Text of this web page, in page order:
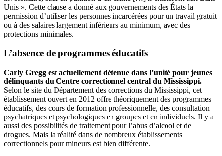
Unis ». Cette clause a donné aux gouvernements des États la
permission d’utiliser les personnes incarcérées pour un travail gratuit
ou à des salaires largement inférieurs au minimum, avec des
protections minimales.
L’absence de programmes éducatifs
Carly Gregg est actuellement détenue dans l’unité pour jeunes
délinquants du Centre correctionnel central du Mississippi.
Selon le site du Département des corrections du Mississippi, cet
établissement ouvert en 2012 offre théoriquement des programmes
éducatifs, des cours de formation professionnelle, des consultation
psychatriques et psychologiques en groupes et en individuels. Il y a
aussi des possibilités de traitement pour l’abus d’alcool et de
drogues. Mais la réalité dans de nombreux établissements
correctionnels pour mineurs est bien différente.